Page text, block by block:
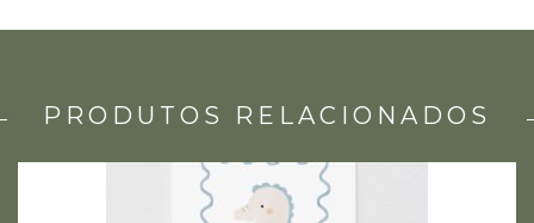
PRODUTOS RELACIONADOS